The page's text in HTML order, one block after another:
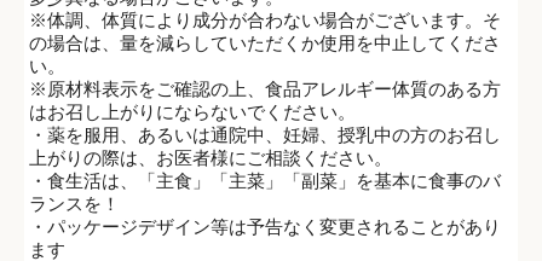
※体調、体質により成分が合わない場合がございます。そ
の場合は、量を減らしていただくか使用を中止してくださ
い。
※原材料表示をご確認の上、食品アレルギー体質のある方
はお召し上がりにならないでください。
・薬を服用、あるいは通院中、妊婦、授乳中の方のお召し
上がりの際は、お医者様にご相談ください。
・食生活は、「主食」「主菜」「副菜」を基本に食事のバ
ランスを！
・パッケージデザイン等は予告なく変更されることがあり
ます